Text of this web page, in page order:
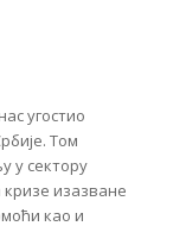
угостио
Том
у сектору
изазване
као и